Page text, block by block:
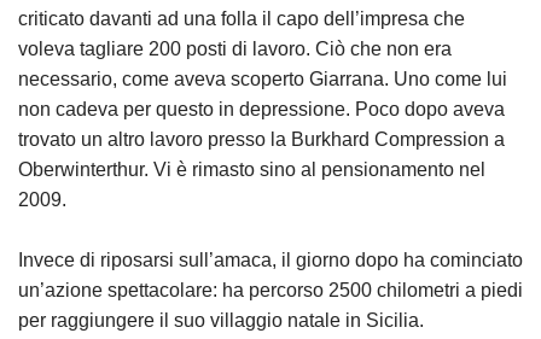
criticato davanti ad una folla il capo dell’impresa che
voleva tagliare 200 posti di lavoro. Ciò che non era
necessario, come aveva scoperto Giarrana. Uno come lui
non cadeva per questo in depressione. Poco dopo aveva
trovato un altro lavoro presso la Burkhard Compression a
Oberwinterthur. Vi è rimasto sino al pensionamento nel
2009.
Invece di riposarsi sull’amaca, il giorno dopo ha cominciato
un’azione spettacolare: ha percorso 2500 chilometri a piedi
per raggiungere il suo villaggio natale in Sicilia.